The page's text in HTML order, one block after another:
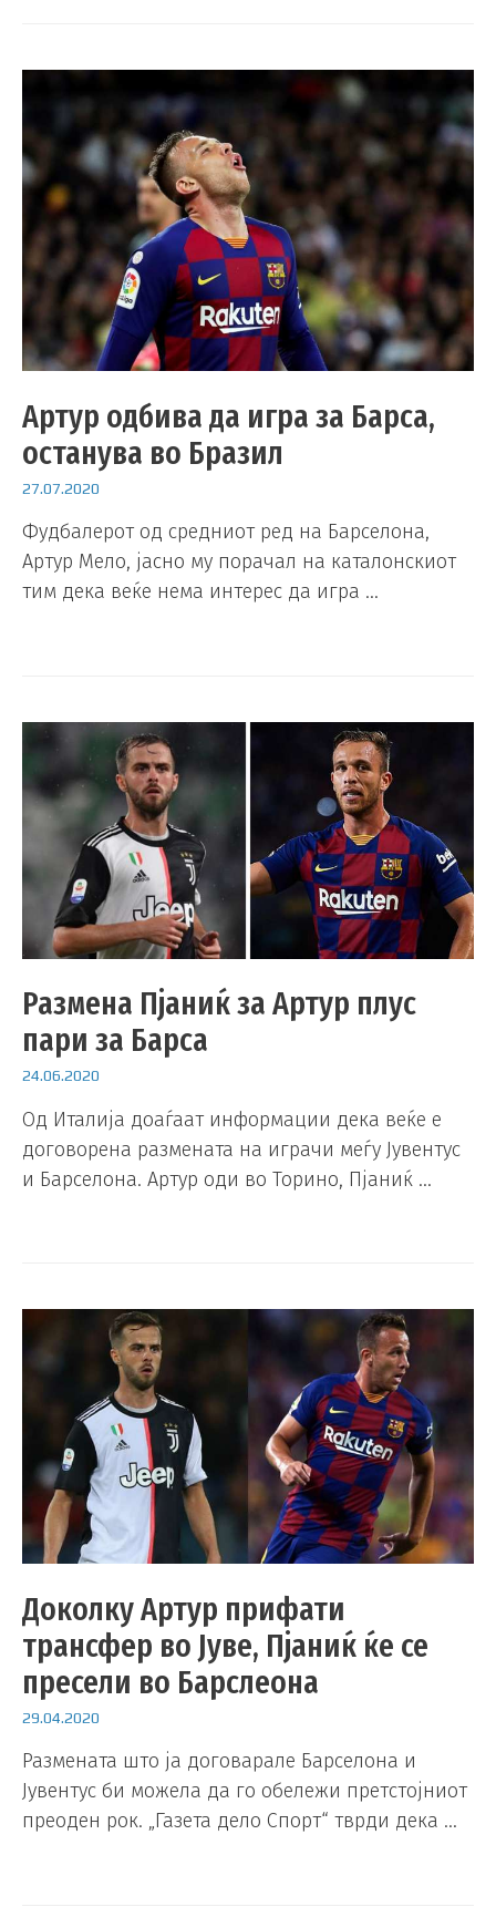
Артур одбива да игра за Барса,
останува во Бразил
27.07.2020
Фудбалерот од средниот ред на Барселона,
Артур Мело, јасно му порачал на каталонскиот
тим дека веќе нема интерес да игра …
Размена Пјаниќ за Артур плус
пари за Барса
24.06.2020
Од Италија доаѓаат информации дека веќе е
договорена размената на играчи меѓу Јувентус
и Барселона. Артур оди во Торино, Пјаниќ …
Доколку Артур прифати
трансфер во Јуве, Пјаниќ ќе се
пресели во Барслеона
29.04.2020
Размената што ја договарале Барселона и
Јувентус би можела да го обележи претстојниот
преоден рок. „Газета дело Спорт“ тврди дека …